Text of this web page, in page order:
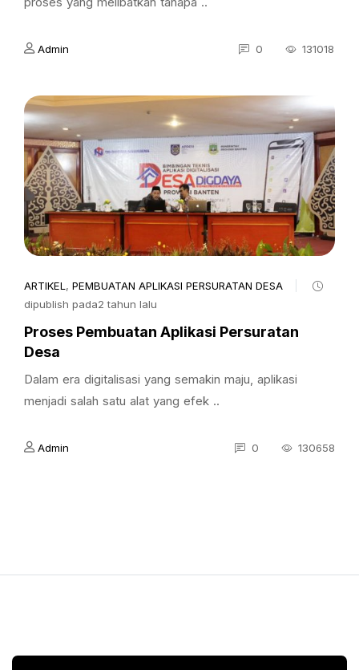
Admin 0 131018
ARTIKEL , PEMBUATAN APLIKASI PERSURATAN DESA
dipublish pada2 tahun lalu
Proses Pembuatan Aplikasi Persuratan
Desa
Dalam era digitalisasi yang semakin maju, aplikasi
menjadi salah satu alat yang efek ..
Admin 0 130658